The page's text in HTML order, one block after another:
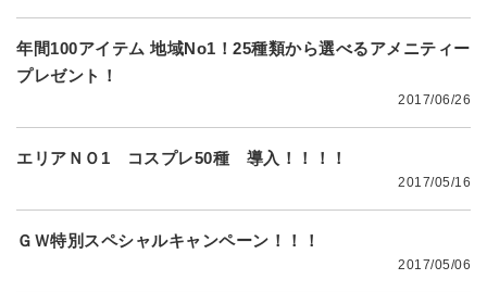
年間100アイテム 地域No1！25種類から選べるアメニティー
プレゼント！
2017/06/26
エリアＮＯ1 コスプレ50種 導入！！！！
2017/05/16
ＧＷ特別スペシャルキャンペーン！！！
2017/05/06